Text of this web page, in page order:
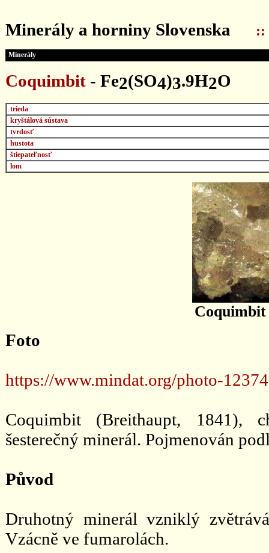
Minerály a horniny Slovenska
::
Minerály
Coquimbit - Fe2(SO4)3.9H2O
trieda
kryštálová sústava
tvrdosť
hustota
štiepateľnosť
lom
Foto
https://www.mindat.org/photo-
Coquimbit (Breithaupt, 1841),
šesterečný minerál. Pojmenován
Původ
Druhotný minerál vzniklý
Vzácně ve fumarolách.